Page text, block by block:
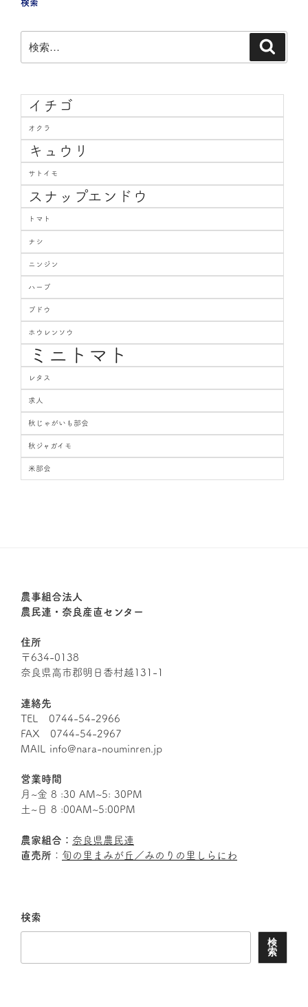
検索
イチゴ
オクラ
キュウリ
サトイモ
スナップエンドウ
トマト
ナシ
ニンジン
ハーブ
ブドウ
ホウレンソウ
ミニトマト
レタス
求人
秋じゃがいも部会
秋ジャガイモ
米部会
農事組合法人
農民連・奈良産直センター
住所
〒634-0138
奈良県高市郡明日香村越131-1
連絡先
TEL 0744-54-2966
FAX 0744-54-2967
MAIL info@nara-nouminren.jp
営業時間
月~金 8 :30 AM~5: 30PM
土~日 8 :00AM~5:00PM
農家組合： 奈良県農民連
直売所 ： 旬の里まみが丘／みのりの里しらにわ
検索
検
索